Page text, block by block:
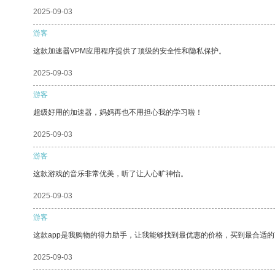
2025-09-03
游客
这款加速器VPM应用程序提供了顶级的安全性和隐私保护。
2025-09-03
游客
超级好用的加速器，妈妈再也不用担心我的学习啦！
2025-09-03
游客
这款游戏的音乐非常优美，听了让人心旷神怡。
2025-09-03
游客
这款app是我购物的得力助手，让我能够找到最优惠的价格，买到最合适
2025-09-03